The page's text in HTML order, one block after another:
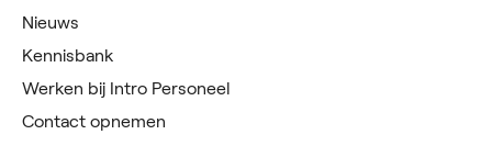
Nieuws
Kennisbank
Werken bij Intro Personeel
Contact opnemen